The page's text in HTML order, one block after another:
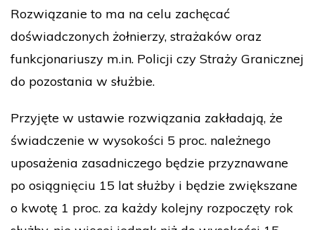
Rozwiązanie to ma na celu zachęcać
doświadczonych żołnierzy, strażaków oraz
funkcjonariuszy m.in. Policji czy Straży Granicznej
do pozostania w służbie.
Przyjęte w ustawie rozwiązania zakładają, że
świadczenie w wysokości 5 proc. należnego
uposażenia zasadniczego będzie przyznawane
po osiągnięciu 15 lat służby i będzie zwiększane
o kwotę 1 proc. za każdy kolejny rozpoczęty rok